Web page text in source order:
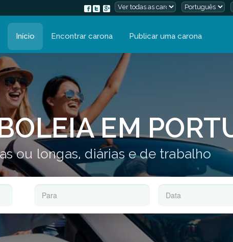
Início Encontrar carona Publicar uma carona
EM
ou longas, diárias e de trabalho